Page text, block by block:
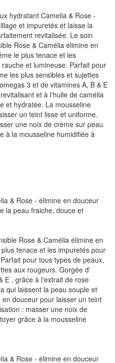
hydratant Camelia & Rose -
et impuretés et laisse la
revitalisée. Le soin
Rose & Camélia élimine en
le plus tenace et les
et lumineuse. Parfait pour
les plus sensibles et sujettes
3 et de vitamines A, B & E
et à l'huile de camélia
et hydratée. La mousseline
un teint lisse et uniforme.
une noix de crème sur peau
à la mousseline humidifiée à
& Rose - élimine en douceur
la peau fraiche, douce et
Rose & Camélia élimine en
tenace et les impuretés pour
pour tous types de peaux,
aux rougeurs. Gorgée d'
E , grâce à l'extrait de rose
qui laissent la peau souple et
douceur pour laisser un teint
: masser une noix de
grâce à la mousseline
& Rose - élimine en douceur